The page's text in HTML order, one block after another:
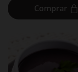
Comprar